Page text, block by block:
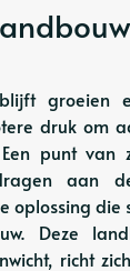
druk om
punt
aan
oplossing
​​Deze
richt